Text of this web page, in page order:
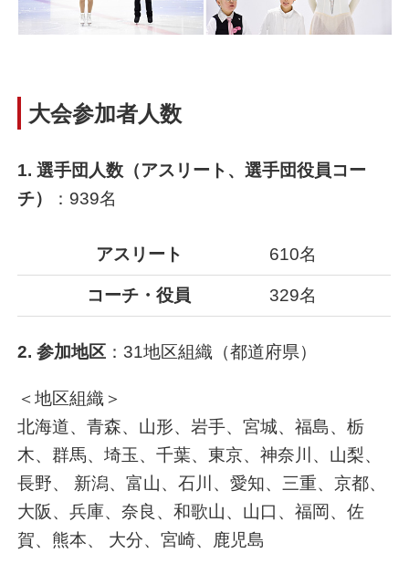
大会参加者人数
1. 選手団人数（アスリート、選手団役員コー
チ）
：939名
アスリート 610名
コーチ・役員 329名
2. 参加地区 ：31地区組織（都道府県）
＜地区組織＞
北海道、青森、山形、岩手、宮城、福島、栃
木、群馬、埼玉、千葉、東京、神奈川、山梨、
長野、 新潟、富山、石川、愛知、三重、京都、
大阪、兵庫、奈良、和歌山、山口、福岡、佐
賀、熊本、 大分、宮崎、鹿児島